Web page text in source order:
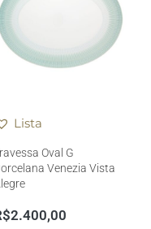
Lista
Oval G
Venezia Vista
2.400,00